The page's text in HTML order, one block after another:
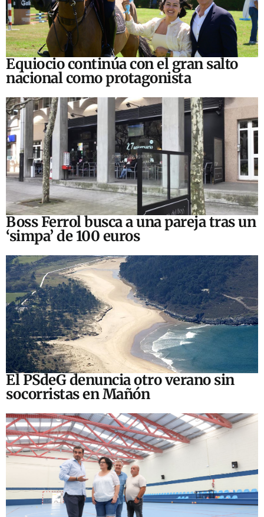
Equiocio continúa con el gran salto
nacional como protagonista
Boss Ferrol busca a una pareja tras un
‘simpa’ de 100 euros
El PSdeG denuncia otro verano sin
socorristas en Mañón